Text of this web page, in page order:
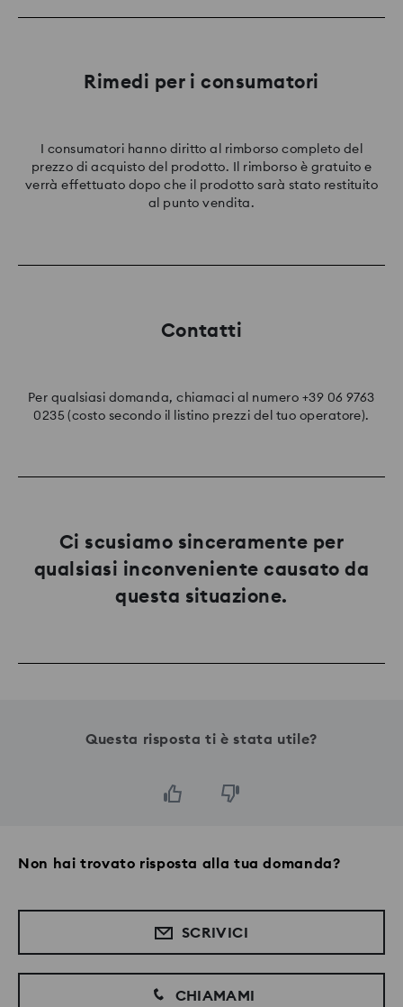
Rimedi per i consumatori
I consumatori hanno diritto al rimborso completo del
prezzo di acquisto del prodotto. Il rimborso è gratuito e
verrà effettuato dopo che il prodotto sarà stato restituito
al punto vendita.
Contatti
Per qualsiasi domanda, chiamaci al numero +39 06 9763
0235 (costo secondo il listino prezzi del tuo operatore).
Ci scusiamo sinceramente per
qualsiasi inconveniente causato da
questa situazione.
Questa risposta ti è stata utile?
Non hai trovato risposta alla tua domanda?
SCRIVICI
CHIAMAMI